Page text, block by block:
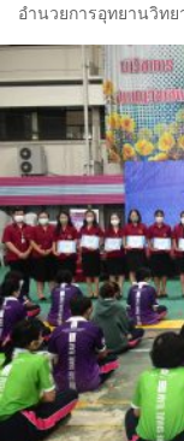
อำนวยการอุทยานวิท